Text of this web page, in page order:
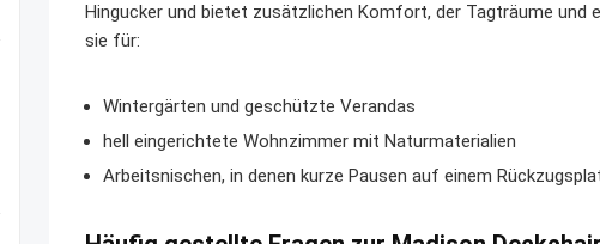
Hingucker und bietet zusätzlichen Komfort, der Tagträume
sie für:
Wintergärten und geschützte Verandas
hell eingerichtete Wohnzimmer mit Naturmaterialien
Arbeitsnischen, in denen kurze Pausen auf einem